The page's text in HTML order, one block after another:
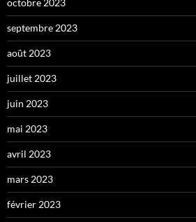
septembre 2023
août 2023
juillet 2023
juin 2023
mai 2023
avril 2023
mars 2023
février 2023